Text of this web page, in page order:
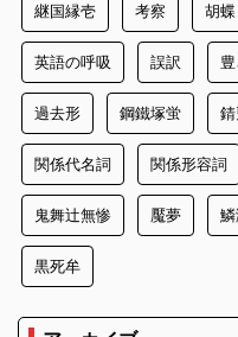
継国縁壱 考察 胡
英語の呼吸 誤訳
過去形 鋼鐵塚蛍
関係代名詞 関係形容詞
鬼舞辻無惨 魘夢
黒死牟